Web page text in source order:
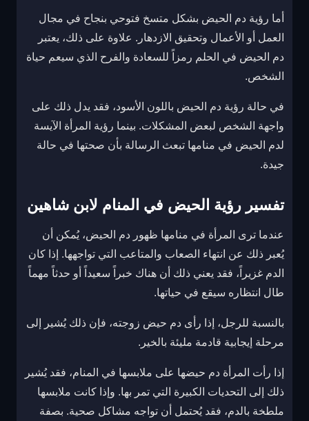
أما رؤية دم الحيض بشكل متسخ فتوحي بنجاح في مجال
العمل أو الأعمال وتحقيق الازدهار. علاوة على ذلك، يعتبر
دم الحيض في الحلم رمزاً للسعادة والفرح الذي سيعم حياة
الشخص.
في حالة رؤية دم الحيض باللون الأسود، فقد يدل ذلك على
واجهة الشخص لبعض المشكلات. بينما رؤية المرأة الآيسة
لدم الحيض في منامها تبعث الرسالة بأن صحتها في حالة
جيدة.
تفسير رؤية الحيض في المنام لابن شاهين
عندما ترى المرأة في منامها ظهور دم الحيض، يُمكن أن
يُعبر ذلك عن انتهاء الصعاب والمتاعب التي تواجهها. إذا كان
الدم غزيراً، فقد يعني ذلك أن هناك خبراً سعيداً أو حدثاً مهماً
طال انتظاره سيقع في حياتها.
بالنسبة للرجل، إذا رأى دم حيض زوجته، فإن ذلك يُشير إلى
مرحلة إيجابية قادمة مليئة بالخير.
إذا رأت المرأة دم حيضها على ملابسها في المنام، فقد يُشير
ذلك إلى التحديات الكبيرة التي تمر بها. وإذا كانت ملابسها
ملطخة بالدم، فقد يُحتمل أن تواجه مشاكل صحية. بصفة